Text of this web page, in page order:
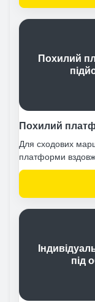
Похилий
Похилий
Для сходових
платформи вздовж
під